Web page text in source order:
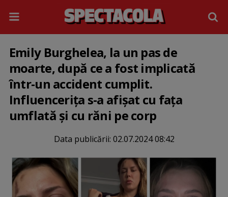
Emily Burghelea, la un pas de
moarte, după ce a fost implicată
într-un accident cumplit.
Influencerița s-a afișat cu fața
umflată și cu răni pe corp
Data publicării: 02.07.2024 08:42